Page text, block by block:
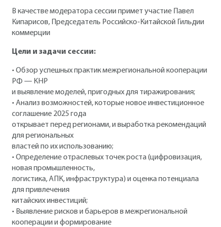
В качестве модератора сессии примет участие Павел
Кипарисов, Председатель Российско-Китайской Гильдии
коммерции
Цели и задачи сессии:
• Обзор успешных практик межрегиональной кооперации
РФ — КНР
и выявление моделей, пригодных для тиражирования;
• Анализ возможностей, которые новое инвестиционное
соглашение 2025 года
открывает перед регионами, и выработка рекомендаций
для региональных
властей по их использованию;
• Определение отраслевых точек роста (цифровизация,
новая промышленность,
логистика, АПК, инфраструктура) и оценка потенциала
для привлечения
китайских инвестиций;
• Выявление рисков и барьеров в межрегиональной
кооперации и формирование